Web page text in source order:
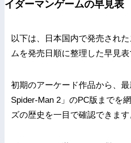
イダーマンゲームの早見表
以下は、日本国内で発売され
ムを発売日順に整理した早見表
初期のアーケード作品から、最
Spider-Man 2」のPC版までを
ズの歴史を一目で確認できます